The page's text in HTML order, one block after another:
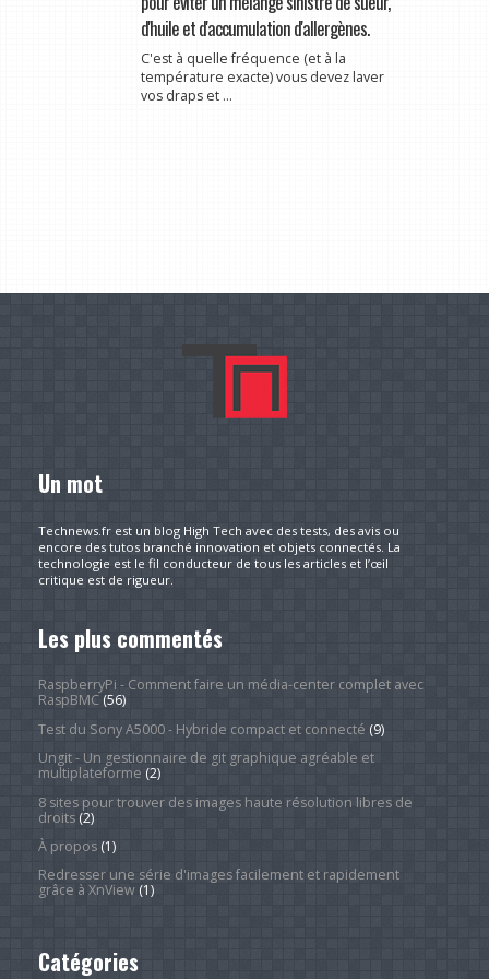
d'huile et d'accumulation d'allergènes.
C'est à quelle fréquence (et à la
température exacte) vous devez laver
vos draps et ...
Un mot
Technews.fr est un blog High Tech avec des tests, des avis ou
encore des tutos branché innovation et objets connectés. La
technologie est le fil conducteur de tous les articles et l’œil
critique est de rigueur.
Les plus commentés
RaspberryPi - Comment faire un média-center complet avec
RaspBMC(56)
Test du Sony A5000 - Hybride compact et connecté (9)
Ungit - Un gestionnaire de git graphique agréable et
multiplateforme (2)
8 sites pour trouver des images haute résolution libres de
droits(2)
À propos(1)
Redresser une série d'images facilement et rapidement
grâce à XnView(1)
Catégories